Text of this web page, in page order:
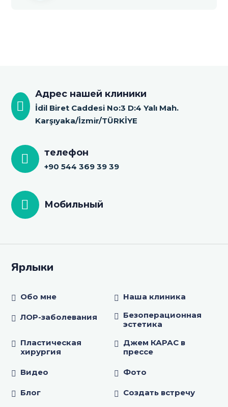
Адрес нашей клиники
İdil Biret Caddesi No:3 D:4 Yalı Mah.
Karşıyaka/İzmir/TÜRKİYE
телефон
+90 544 369 39 39
Мобильный
Ярлыки
Обо мне Наша клиника
ЛОР-заболевания
Безоперационная
эстетика
Пластическая
хирургия
Джем КАРАС в
прессе
Видео Фото
Блог Создать встречу